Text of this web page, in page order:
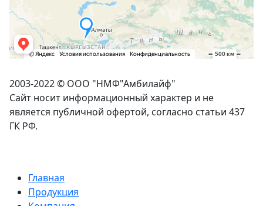
2003-2022 © ООО "НМФ"Амбилайф"
Сайт носит информационный характер и не
является публичной офертой, согласно статьи 437
ГК РФ.
Главная
Продукция